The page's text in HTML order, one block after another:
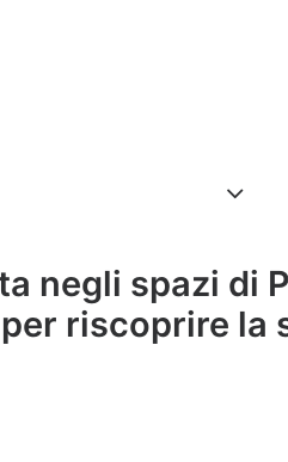
negli spazi di
riscoprire